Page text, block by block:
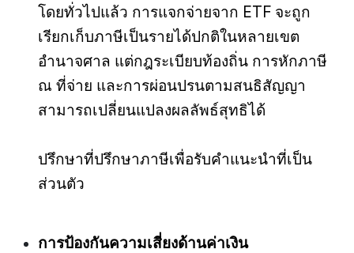
โดยทั่วไปแล้ว การแจกจ่ายจาก ETF จะถูก
เรียกเก็บภาษีเป็นรายได้ปกติในหลายเขต
อำนาจศาล แต่กฎระเบียบท้องถิ่น การหักภาษี
ณ ที่จ่าย และการผ่อนปรนตามสนธิสัญญา
สามารถเปลี่ยนแปลงผลลัพธ์สุทธิได้
ปรึกษาที่ปรึกษาภาษีเพื่อรับคำแนะนำที่เป็น
ส่วนตัว
การป้องกันความเสี่ยงด้านค่าเงิน